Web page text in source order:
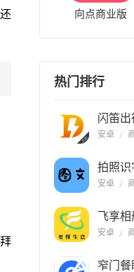
向点商业版
热门排行
闪笛
安卓
拍照识
安卓
飞享相
安卓
窄门餐